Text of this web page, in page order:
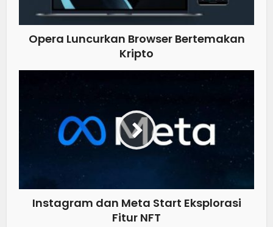
Opera Luncurkan Browser Bertemakan
Kripto
Instagram dan Meta Start Eksplorasi
Fitur NFT